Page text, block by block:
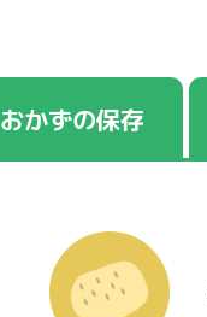
おかずの保存